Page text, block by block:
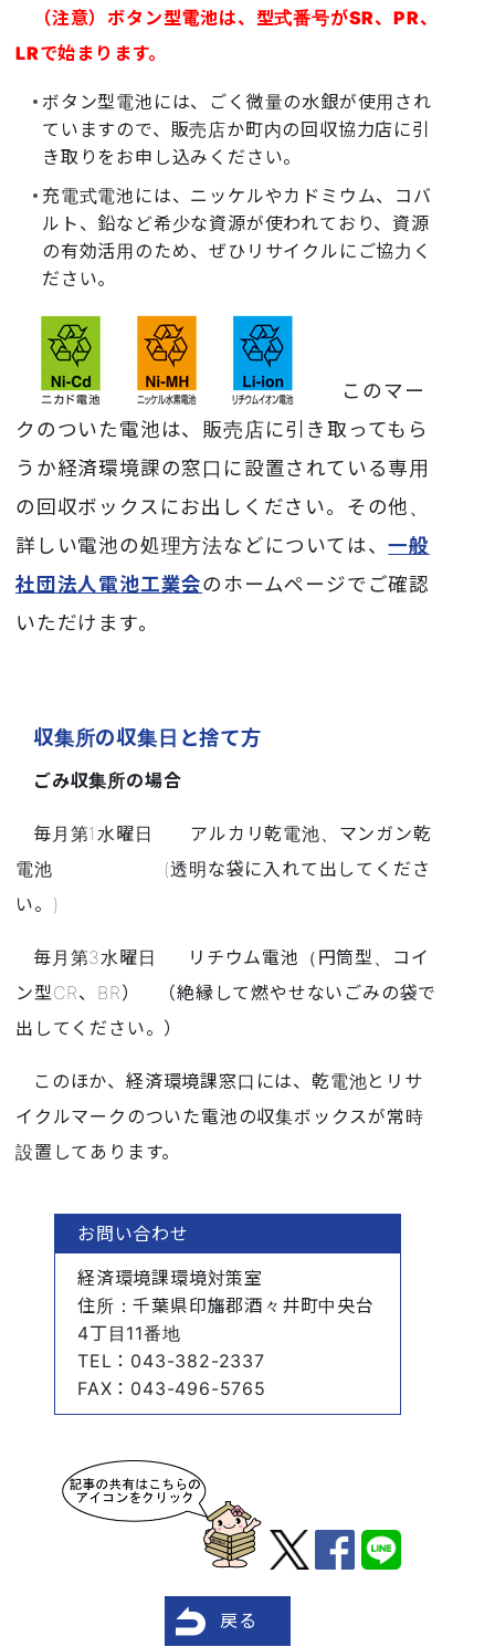
（注意）ボタン型電池は、型式番号がSR、PR、
LRで始まります。
ボタン型電池には、ごく微量の水銀が使用され
ていますので、販売店か町内の回収協力店に引
き取りをお申し込みください。
充電式電池には、ニッケルやカドミウム、コバ
ルト、鉛など希少な資源が使われており、資源
の有効活用のため、ぜひリサイクルにご協力く
ださい。
このマー
クのついた電池は、販売店に引き取ってもら
うか経済環境課の窓口に設置されている専用
の回収ボックスにお出しください。 その他、
詳しい電池の処理方法などについては、一般
社団法人電池工業会のホームページでご確認
いただけます。
収集所の収集日と捨て方
ごみ収集所の場合
毎月第1水曜日 アルカリ乾電池、マンガン乾
電池 (透明な袋に入れて出してくださ
い。)
毎月第3水曜日 リチウム電池（円筒型、コイ
ン型CR、BR） （絶縁して燃やせないごみの袋で
出してください。）
このほか、経済環境課窓口には、乾電池とリサ
イクルマークのついた電池の収集ボックスが常時
設置してあります。
お問い合わせ
経済環境課環境対策室
住所 ：千葉県印旛郡酒々井町中央台
4丁目11番地
TEL ：043-382-2337
FAX ：043-496-5765
戻る